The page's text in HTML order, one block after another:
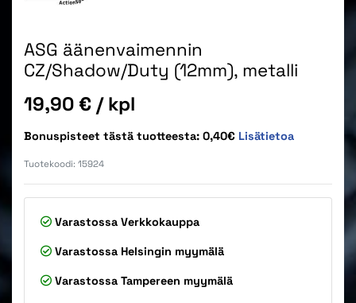
ASG äänenvaimennin
CZ/Shadow/Duty (12mm), metalli
Hinta
19,90 € / kpl
Bonuspisteet tästä tuotteesta: 0,40€ Lisätietoa
Tuotekoodi: 15924
Varastossa Verkkokauppa
Varastossa Helsingin myymälä
Varastossa Tampereen myymälä